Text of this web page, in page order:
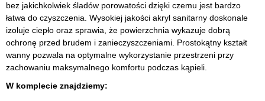
bez jakichkolwiek śladów porowatości dzięki czemu jest bardzo
łatwa do czyszczenia. Wysokiej jakości akryl sanitarny doskonale
izoluje ciepło oraz sprawia, że powierzchnia wykazuje dobrą
ochronę przed brudem i zanieczyszczeniami. Prostokątny kształt
wanny pozwala na optymalne wykorzystanie przestrzeni przy
zachowaniu maksymalnego komfortu podczas kąpieli.
W komplecie znajdziemy: